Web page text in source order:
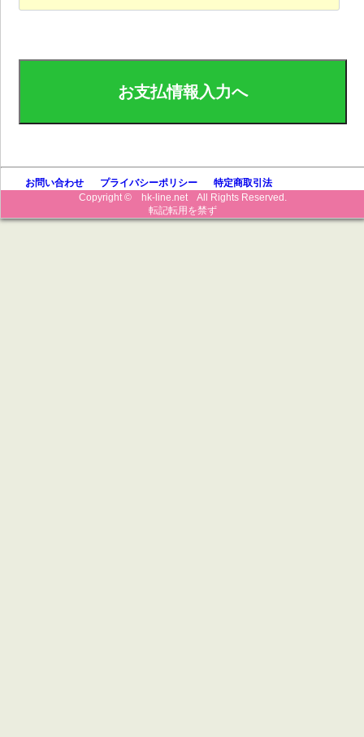
お問い合わせ プライバシーポリシー
特定商取引法
Copyright © hk-line.net All Rights Reserved.
転記転用を禁ず